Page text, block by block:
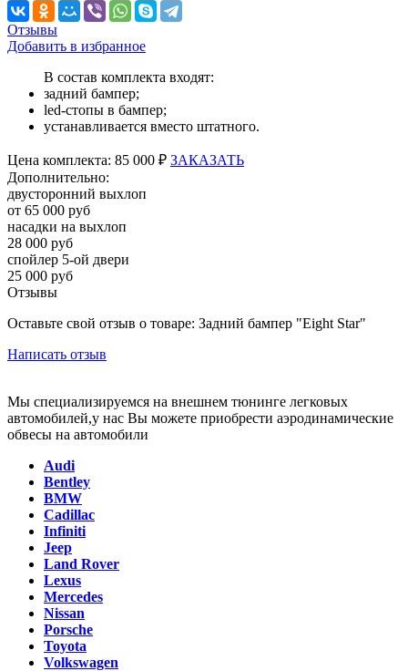
Отзывы
Добавить в избранное
В состав комплекта входят:
задний бампер;
led-стопы в бампер;
устанавливается вместо штатного.
Цена комплекта: 85 000 ₽ ЗАКАЗАТЬ
Дополнительно:
двусторонний выхлоп
от 65 000 руб
насадки на выхлоп
28 000 руб
спойлер 5-ой двери
25 000 руб
Отзывы
Оставьте свой отзыв о товаре: Задний бампер "Eight Star"
Написать отзыв
Мы специализируемся на внешнем тюнинге легковых
автомобилей,у нас Вы можете приобрести аэродинамические
обвесы на автомобили
Audi
Bentley
BMW
Cadillac
Infiniti
Jeep
Land Rover
Lexus
Mercedes
Nissan
Porsche
Toyota
Volkswagen